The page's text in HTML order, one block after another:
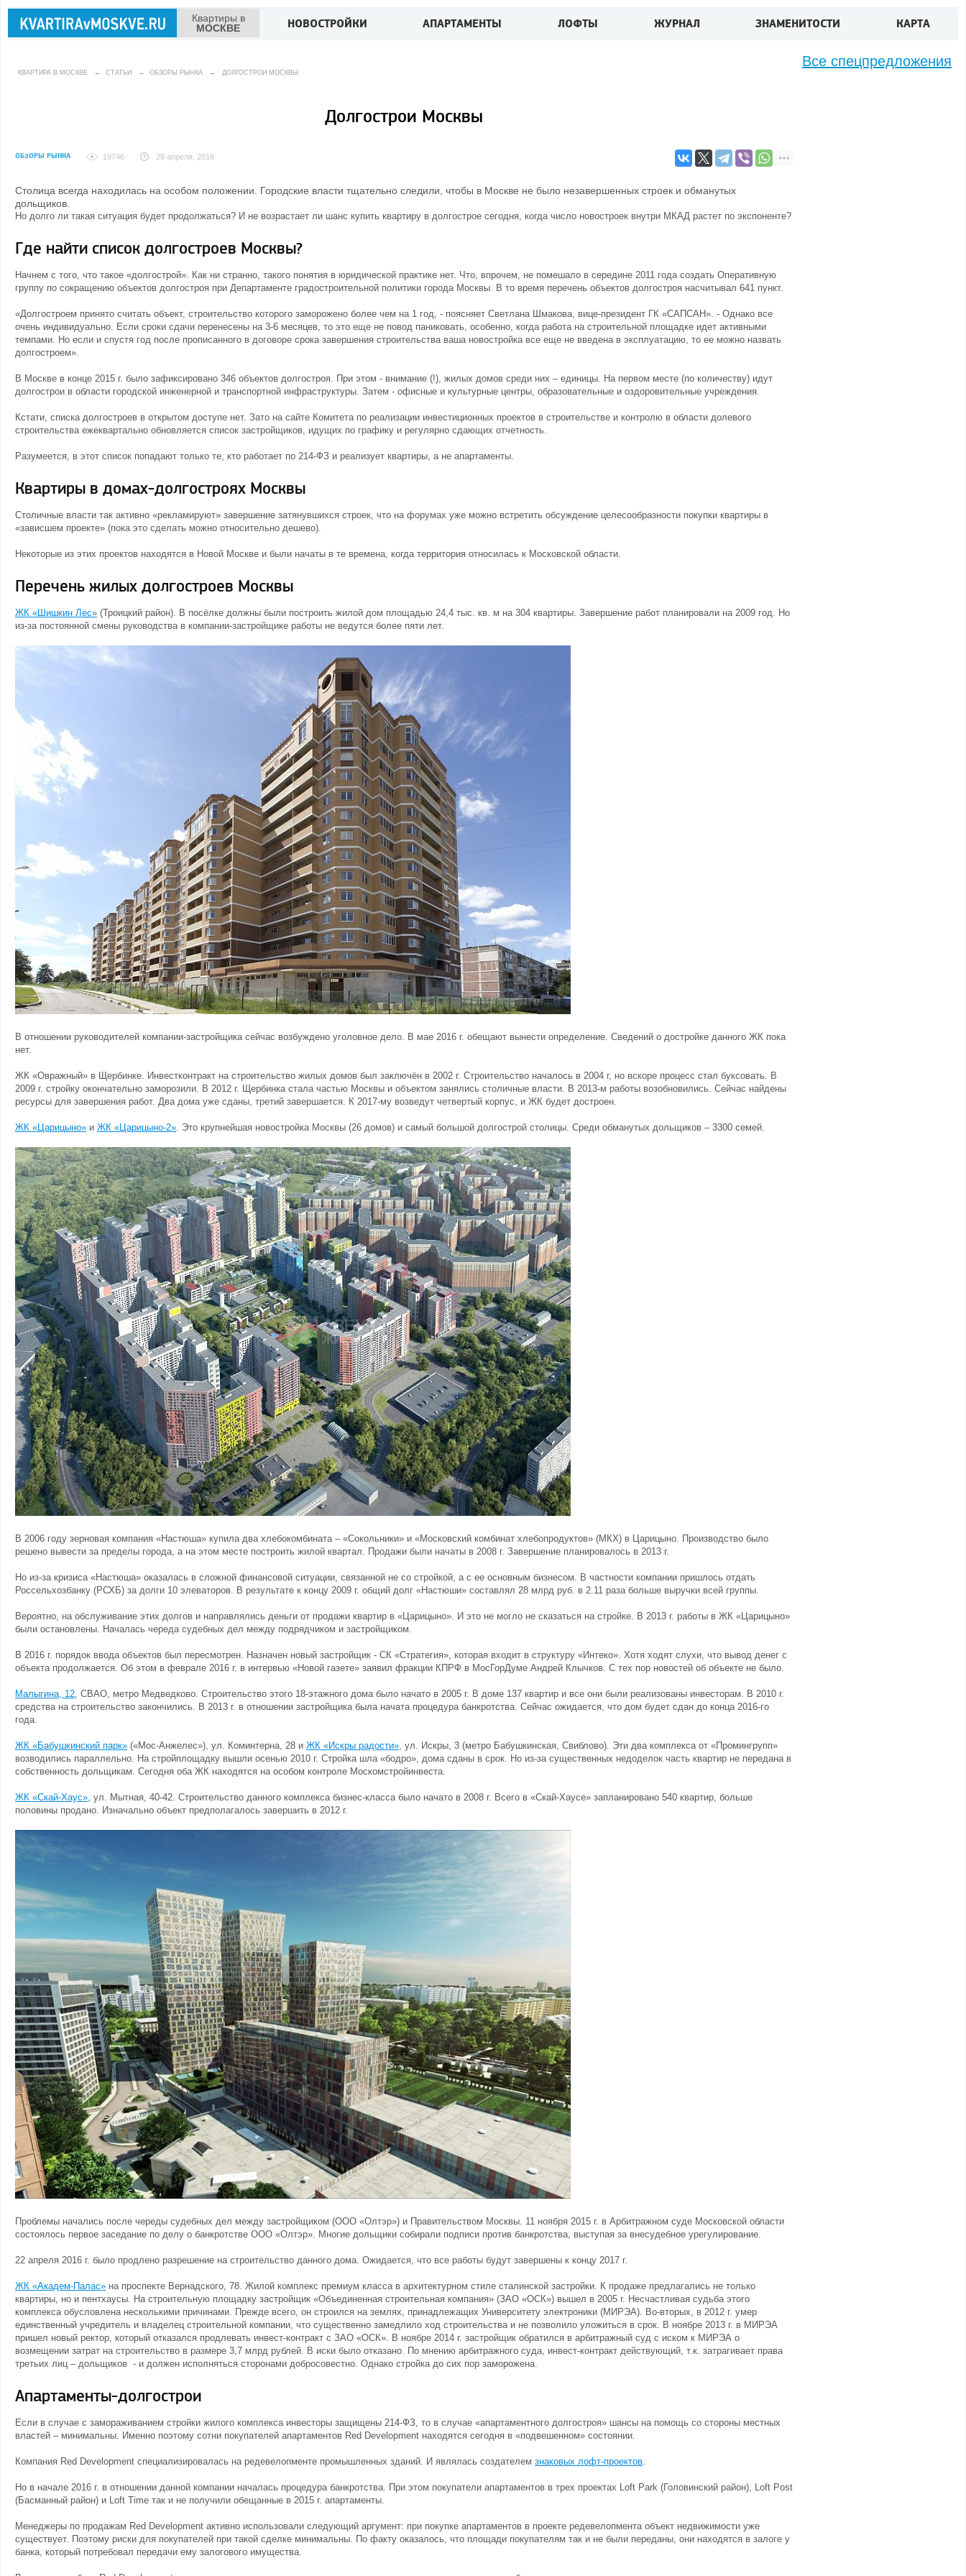
Квартиры в
МОСКВЕ
НОВОСТРОЙКИ АПАРТАМЕНТЫ ЛОФТЫ ЖУРНАЛ ЗНАМЕНИТОСТИ КАРТА
КВАРТИРА В МОСКВЕ → СТАТЬИ → ОБЗОРЫ РЫНКА → ДОЛГОСТРОИ МОСКВЫ
Долгострои Москвы
ОБЗОРЫ РЫНКА 19746 28 апреля, 2016
Столица всегда находилась на особом положении. Городские власти тщательно следили, чтобы в Москве не было незавершенных строек и обманутых
дольщиков.
Но долго ли такая ситуация будет продолжаться? И не возрастает ли шанс купить квартиру в долгострое сегодня, когда число новостроек внутри МКАД растет по экспоненте?
Где найти список долгостроев Москвы?
Начнем с того, что такое «долгострой». Как ни странно, такого понятия в юридической практике нет. Что, впрочем, не помешало в середине 2011 года создать Оперативную
группу по сокращению объектов долгостроя при Департаменте градостроительной политики города Москвы. В то время перечень объектов долгостроя насчитывал 641 пункт.
«Долгостроем принято считать объект, строительство которого заморожено более чем на 1 год, - поясняет Светлана Шмакова, вице-президент ГК «САПСАН». - Однако все
очень индивидуально. Если сроки сдачи перенесены на 3-6 месяцев, то это еще не повод паниковать, особенно, когда работа на строительной площадке идет активными
темпами. Но если и спустя год после прописанного в договоре срока завершения строительства ваша новостройка все еще не введена в эксплуатацию, то ее можно назвать
долгостроем».
В Москве в конце 2015 г. было зафиксировано 346 объектов долгостроя. При этом - внимание (!), жилых домов среди них – единицы. На первом месте (по количеству) идут
долгострои в области городской инженерной и транспортной инфраструктуры. Затем - офисные и культурные центры, образовательные и оздоровительные учреждения.
Кстати, списка долгостроев в открытом доступе нет. Зато на сайте Комитета по реализации инвестиционных проектов в строительстве и контролю в области долевого
строительства ежеквартально обновляется список застройщиков, идущих по графику и регулярно сдающих отчетность.
Разумеется, в этот список попадают только те, кто работает по 214-ФЗ и реализует квартиры, а не апартаменты.
Квартиры в домах-долгостроях Москвы
Столичные власти так активно «рекламируют» завершение затянувшихся строек, что на форумах уже можно встретить обсуждение целесообразности покупки квартиры в
«зависшем проекте» (пока это сделать можно относительно дешево).
Некоторые из этих проектов находятся в Новой Москве и были начаты в те времена, когда территория относилась к Московской области.
Перечень жилых долгостроев Москвы
ЖК «Шишкин Лес» (Троицкий район). В посёлке должны были построить жилой дом площадью 24,4 тыс. кв. м на 304 квартиры. Завершение работ планировали на 2009 год. Но
из-за постоянной смены руководства в компании-застройщике работы не ведутся более пяти лет.
В отношении руководителей компании-застройщика сейчас возбуждено уголовное дело. В мае 2016 г. обещают вынести определение. Сведений о достройке данного ЖК пока
нет.
ЖК «Овражный» в Щербинке. Инвестконтракт на строительство жилых домов был заключён в 2002 г. Строительство началось в 2004 г, но вскоре процесс стал буксовать. В
2009 г. стройку окончательно заморозили. В 2012 г. Щербинка стала частью Москвы и объектом занялись столичные власти. В 2013-м работы возобновились. Сейчас найдены
ресурсы для завершения работ. Два дома уже сданы, третий завершается. К 2017-му возведут четвертый корпус, и ЖК будет достроен.
ЖК «Царицыно» и ЖК «Царицыно-2». Это крупнейшая новостройка Москвы (26 домов) и самый большой долгострой столицы. Среди обманутых дольщиков – 3300 семей.
В 2006 году зерновая компания «Настюша» купила два хлебокомбината – «Сокольники» и «Московский комбинат хлебопродуктов» (МКХ) в Царицыно. Производство было
решено вывести за пределы города, а на этом месте построить жилой квартал. Продажи были начаты в 2008 г. Завершение планировалось в 2013 г.
Но из-за кризиса «Настюша» оказалась в сложной финансовой ситуации, связанной не со стройкой, а с ее основным бизнесом. В частности компании пришлось отдать
Россельхозбанку (РСХБ) за долги 10 элеваторов. В результате к концу 2009 г. общий долг «Настюши» составлял 28 млрд руб. в 2.11 раза больше выручки всей группы.
Вероятно, на обслуживание этих долгов и направлялись деньги от продажи квартир в «Царицыно». И это не могло не сказаться на стройке. В 2013 г. работы в ЖК «Царицыно»
были остановлены. Началась череда судебных дел между подрядчиком и застройщиком.
В 2016 г. порядок ввода объектов был пересмотрен. Назначен новый застройщик - СК «Стратегия», которая входит в структуру «Интеко». Хотя ходят слухи, что вывод денег с
объекта продолжается. Об этом в феврале 2016 г. в интервью «Новой газете» заявил фракции КПРФ в МосГорДуме Андрей Клычков. С тех пор новостей об объекте не было.
Малыгина, 12, СВАО, метро Медведково. Строительство этого 18-этажного дома было начато в 2005 г. В доме 137 квартир и все они были реализованы инвесторам. В 2010 г.
средства на строительство закончились. В 2013 г. в отношении застройщика была начата процедура банкротства. Сейчас ожидается, что дом будет сдан до конца 2016-го
года.
ЖК «Бабушкинский парк» («Мос-Анжелес»), ул. Коминтерна, 28 и ЖК «Искры радости», ул. Искры, 3 (метро Бабушкинская, Свиблово). Эти два комплекса от «Промингрупп»
возводились параллельно. На стройплощадку вышли осенью 2010 г. Стройка шла «бодро», дома сданы в срок. Но из-за существенных недоделок часть квартир не передана в
собственность дольщикам. Сегодня оба ЖК находятся на особом контроле Москомстройинвеста.
ЖК «Скай-Хаус», ул. Мытная, 40-42. Строительство данного комплекса бизнес-класса было начато в 2008 г. Всего в «Скай-Хаусе» запланировано 540 квартир, больше
половины продано. Изначально объект предполагалось завершить в 2012 г.
Проблемы начались после череды судебных дел между застройщиком (ООО «Олтэр») и Правительством Москвы. 11 ноября 2015 г. в Арбитражном суде Московской области
состоялось первое заседание по делу о банкротстве ООО «Олтэр». Многие дольщики собирали подписи против банкротства, выступая за внесудебное урегулирование.
22 апреля 2016 г. было продлено разрешение на строительство данного дома. Ожидается, что все работы будут завершены к концу 2017 г.
ЖК «Академ-Палас» на проспекте Вернадского, 78. Жилой комплекс премиум класса в архитектурном стиле сталинской застройки. К продаже предлагались не только
квартиры, но и пентхаусы. На строительную площадку застройщик «Объединенная строительная компания» (ЗАО «ОСК») вышел в 2005 г. Несчастливая судьба этого
комплекса обусловлена несколькими причинами. Прежде всего, он строился на землях, принадлежащих Университету электроники (МИРЭА). Во-вторых, в 2012 г. умер
единственный учредитель и владелец строительной компании, что существенно замедлило ход строительства и не позволило уложиться в срок. В ноябре 2013 г. в МИРЭА
пришел новый ректор, который отказался продлевать инвест-контракт с ЗАО «ОСК». В ноябре 2014 г. застройщик обратился в арбитражный суд с иском к МИРЭА о
возмещении затрат на строительство в размере 3,7 млрд рублей. В иски было отказано. По мнению арбитражного суда, инвест-контракт действующий, т.к. затрагивает права
третьих лиц – дольщиков - и должен исполняться сторонами добросовестно. Однако стройка до сих пор заморожена.
Апартаменты-долгострои
Если в случае с замораживанием стройки жилого комплекса инвесторы защищены 214-ФЗ, то в случае «апартаментного долгостроя» шансы на помощь со стороны местных
властей – минимальны. Именно поэтому сотни покупателей апартаментов Red Development находятся сегодня в «подвешенном» состоянии.
Компания Red Development специализировалась на редевелопменте промышленных зданий. И являлась создателем знаковых лофт-проектов.
Но в начале 2016 г. в отношении данной компании началась процедура банкротства. При этом покупатели апартаментов в трех проектах Loft Park (Головинский район), Loft Post
(Басманный район) и Loft Time так и не получили обещанные в 2015 г. апартаменты.
Менеджеры по продажам Red Development активно использовали следующий аргумент: при покупке апартаментов в проекте редевелопмента объект недвижимости уже
существует. Поэтому риски для покупателей при такой сделке минимальны. По факту оказалось, что площади покупателям так и не были переданы, они находятся в залоге у
банка, который потребовал передачи ему залогового имущества.
Все спецпредложения